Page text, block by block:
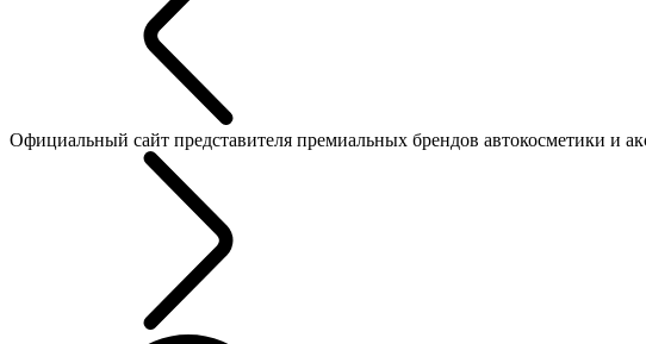
Официальный сайт представителя премиальных брендов автокосметики и